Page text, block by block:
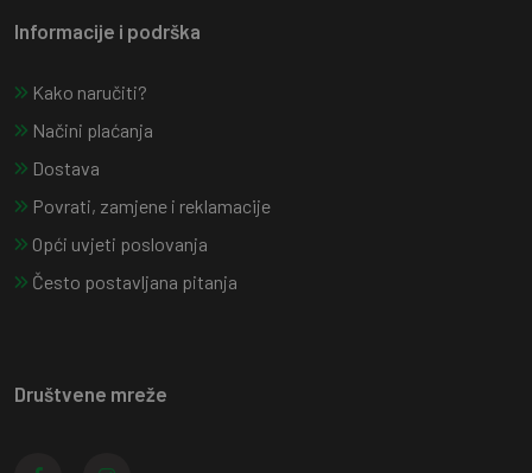
Informacije i podrška
Kako naručiti?
Načini plaćanja
Dostava
Povrati, zamjene i reklamacije
Opći uvjeti poslovanja
Često postavljana pitanja
Društvene mreže